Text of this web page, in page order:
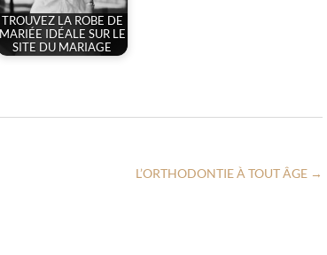
TROUVEZ LA ROBE DE
MARIÉE IDÉALE SUR LE
SITE DU MARIAGE
L’ORTHODONTIE À TOUT ÂGE →